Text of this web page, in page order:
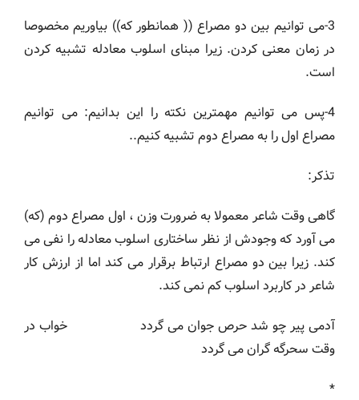
3-می توانیم بین دو مصراع (( همانطور که)) بیاوریم مخصوصا
در زمان معنی کردن. زیرا مبنای اسلوب معادله تشبیه کردن
است.
4-پس می توانیم مهمترین نکته را این بدانیم: می توانیم
مصراع اول را به مصراع دوم تشبیه کنیم..
تذکر:
گاهی وقت شاعر معمولا به ضرورت وزن ، اول مصراع دوم (که)
می آورد که وجودش از نظر ساختاری اسلوب معادله را نفی می
کند. زیرا بین دو مصراع ارتباط برقرار می کند اما از ارزش کار
شاعر در کاربرد اسلوب کم نمی کند.
آدمی پیر چو شد حرص جوان می گردد خواب در
وقت سحرگه گران می گردد
*